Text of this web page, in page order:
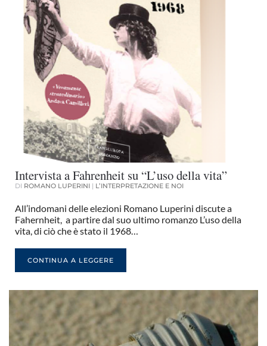
Intervista a Fahrenheit su “L’uso della vita”
DI ROMANO LUPERINI | L’INTERPRETAZIONE E NOI
All’indomani delle elezioni Romano Luperini discute a
Fahernheit, a partire dal suo ultimo romanzo L’uso della
vita, di ciò che è stato il 1968…
CONTINUA A LEGGERE